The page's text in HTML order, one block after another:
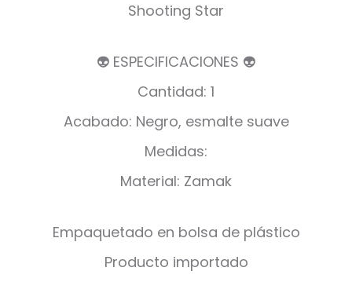
Shooting Star
👽 ESPECIFICACIONES 👽
Cantidad: 1
Acabado: Negro, esmalte suave
Medidas:
Material: Zamak
Empaquetado en bolsa de plástico
Producto importado